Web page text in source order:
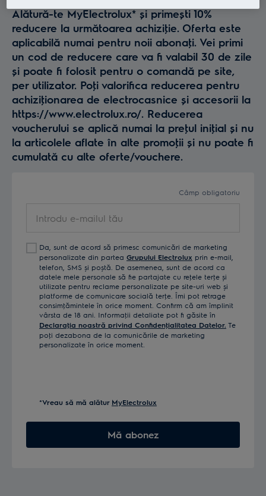
Alătură-te MyElectrolux* și primești 10%
reducere la următoarea achiziţie. Oferta este
aplicabilă numai pentru noii abonaţi. Vei primi
un cod de reducere care va fi valabil 30 de zile
și poate fi folosit pentru o comandă pe site,
per utilizator. Poţi valorifica reducerea pentru
achiziţionarea de electrocasnice și accesorii la
https://www.electrolux.ro/. Reducerea
voucherului se aplică numai la preţul iniţial și nu
la articolele aflate în alte promoţii și nu poate fi
cumulată cu alte oferte/vouchere.
Câmp obligatoriu
Da, sunt de acord să primesc comunicări de marketing
personalizate din partea Grupului Electrolux prin e-mail,
telefon, SMS și poștă. De asemenea, sunt de acord ca
datele mele personale să fie partajate cu reţele terţe și
utilizate pentru reclame personalizate pe site-uri web și
platforme de comunicare socială terţe. Îmi pot retrage
consimţămintele în orice moment. Confirm că am împlinit
vârsta de 18 ani. Informaţii detaliate pot fi găsite în
Declaraţia noastră privind Confidenţialitatea Datelor. Te
poţi dezabona de la comunicările de marketing
personalizate în orice moment.
*Vreau să mă alătur MyElectrolux
Mă abonez